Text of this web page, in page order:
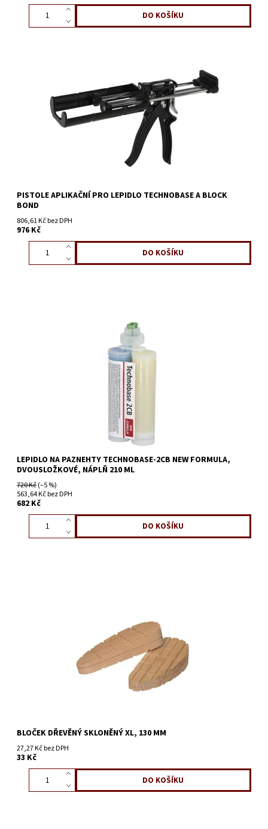
PISTOLE APLIKAČNÍ PRO LEPIDLO TECHNOBASE A BLOCK
BOND
806,61 Kč bez DPH
976 Kč
LEPIDLO NA PAZNEHTY TECHNOBASE-2CB NEW FORMULA,
DVOUSLOŽKOVÉ, NÁPLŇ 210 ML
720 Kč(–5 %)
563,64 Kč bez DPH
682 Kč
BLOČEK DŘEVĚNÝ SKLONĚNÝ XL, 130 MM
27,27 Kč bez DPH
33 Kč